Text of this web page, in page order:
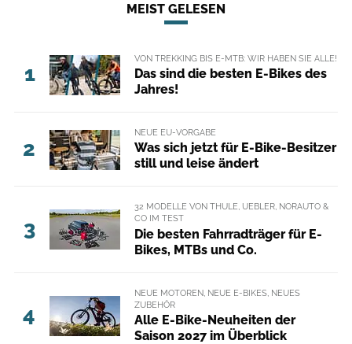
MEIST GELESEN
1
VON TREKKING BIS E-MTB: WIR HABEN SIE ALLE!
Das sind die besten E-Bikes des
Jahres!
2
NEUE EU-VORGABE
Was sich jetzt für E-Bike-Besitzer
still und leise ändert
3
32 MODELLE VON THULE, UEBLER, NORAUTO &
CO IM TEST
Die besten Fahrradträger für E-
Bikes, MTBs und Co.
4
NEUE MOTOREN, NEUE E-BIKES, NEUES
ZUBEHÖR
Alle E-Bike-Neuheiten der
Saison 2027 im Überblick